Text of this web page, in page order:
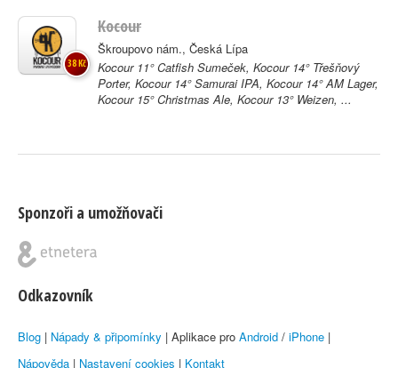
Kocour
Škroupovo nám., Česká Lípa
Kocour 11° Catfish Sumeček, Kocour 14° Třešňový
Porter, Kocour 14° Samurai IPA, Kocour 14° AM Lager,
Kocour 15° Christmas Ale, Kocour 13° Weizen, ...
38 Kč
Sponzoři a umožňovači
Odkazovník
Blog | Nápady & připomínky | Aplikace pro Android / iPhone |
Nápověda | Nastavení cookies | Kontakt